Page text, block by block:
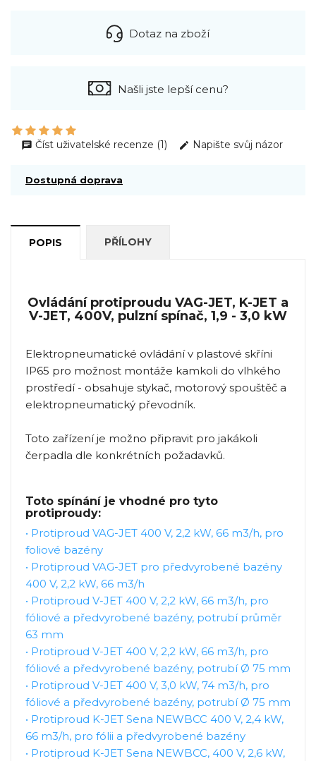
Dotaz na zboží
Našli jste lepší cenu?
Číst uživatelské recenze (1) Napište svůj názor
Dostupná doprava
POPIS PŘÍLOHY
Ovládání protiproudu VAG-JET, K-JET a
V-JET, 400V, pulzní spínač, 1,9 - 3,0 kW
Elektropneumatické ovládání v plastové skříni
IP65 pro možnost montáže kamkoli do vlhkého
prostředí - obsahuje stykač, motorový spouštěč a
elektropneumatický převodník.
Toto zařízení je možno připravit pro jakákoli
čerpadla dle konkrétních požadavků.
Toto spínání je vhodné pro tyto
protiproudy:
• Protiproud VAG-JET 400 V, 2,2 kW, 66 m3/h, pro
foliové bazény
• Protiproud VAG-JET pro předvyrobené bazény
400 V, 2,2 kW, 66 m3/h
• Protiproud V-JET 400 V, 2,2 kW, 66 m3/h, pro
fóliové a předvyrobené bazény, potrubí průměr
63 mm
• Protiproud V-JET 400 V, 2,2 kW, 66 m3/h, pro
fóliové a předvyrobené bazény, potrubí Ø 75 mm
• Protiproud V-JET 400 V, 3,0 kW, 74 m3/h, pro
fóliové a předvyrobené bazény, potrubí Ø 75 mm
• Protiproud K-JET Sena NEWBCC 400 V, 2,4 kW,
66 m3/h, pro fólii a předvyrobené bazény
• Protiproud K-JET Sena NEWBCC, 400 V, 2,6 kW,